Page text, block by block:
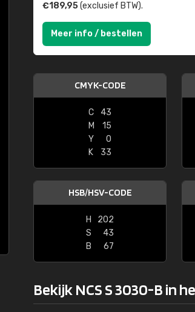
€189,95(exclusief BTW).
Meer info / bestellen
CMYK-CODE
C
43
M
15
Y
0
K
33
HSB/HSV-CODE
H
202
S
43
B
67
Bekijk NCS S 3030-B in